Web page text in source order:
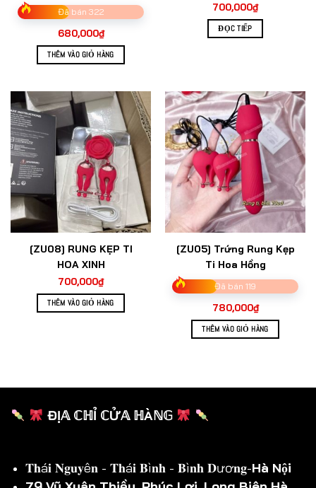
Đã bán 322
680,000₫
THÊM VÀO GIỎ HÀNG
700,000₫
ĐỌC TIẾP
[ZU08] RUNG KẸP TI
HOA XINH
700,000₫
THÊM VÀO GIỎ HÀNG
[ZU05] Trứng Rung Kẹp
Ti Hoa Hồng
Đã bán 119
780,000₫
THÊM VÀO GIỎ HÀNG
ĐỊ𝔸 ℂℍỈ ℂỬ𝔸 ℍÀℕ𝔾
𝐓𝐡á𝐢 𝐍𝐠𝐮𝐲ê𝐧 - 𝐓𝐡á𝐢 𝐁ì𝐧𝐡 - 𝐁ì𝐧𝐡 𝐃ươ𝐧𝐠-Hà Nội